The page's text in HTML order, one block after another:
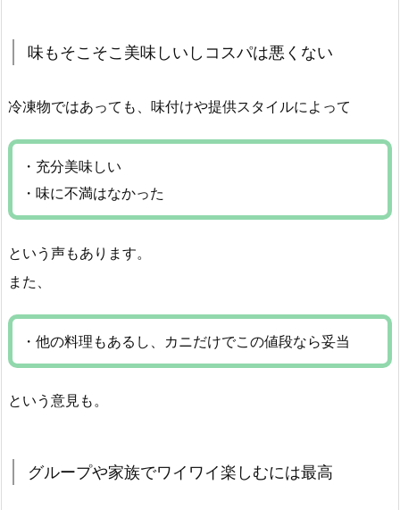
味もそこそこ美味しいしコスパは悪くない
冷凍物ではあっても、味付けや提供スタイルによって
・充分美味しい
・味に不満はなかった
という声もあります。
また、
・他の料理もあるし、カニだけでこの値段なら妥当
という意見も。
グループや家族でワイワイ楽しむには最高